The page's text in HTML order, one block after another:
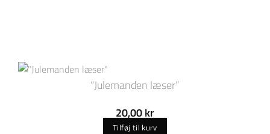
“Julemanden læser”
20,00kr
Tilføj til kurv